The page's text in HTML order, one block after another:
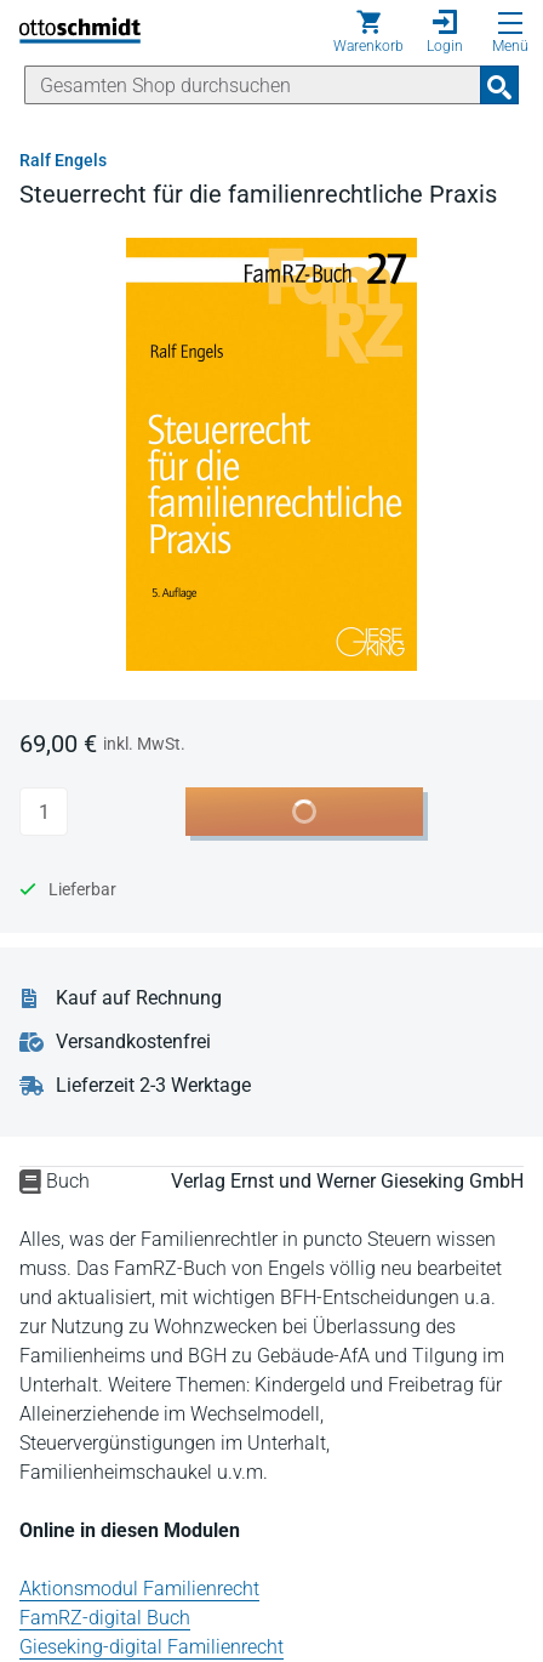
Direkt zum Inhalt
Warenkorb Login Menü
Ralf Engels
Steuerrecht für die familienrechtliche Praxis
Buch Verlag Ernst und Werner Gieseking GmbH
Alles, was der Familienrechtler in puncto Steuern wissen
muss. Das FamRZ-Buch von Engels völlig neu bearbeitet
und aktualisiert, mit wichtigen BFH-Entscheidungen u.a.
zur Nutzung zu Wohnzwecken bei Überlassung des
Familienheims und BGH zu Gebäude-AfA und Tilgung im
Unterhalt. Weitere Themen: Kindergeld und Freibetrag für
Alleinerziehende im Wechselmodell,
Steuervergünstigungen im Unterhalt,
Familienheimschaukel u.v.m.
Online in diesen Modulen
Aktionsmodul Familienrecht
FamRZ-digital Buch
Gieseking-digital Familienrecht
69,00 € inkl. MwSt.
Anzahl In den Warenkorb
Lieferbar
Kauf auf Rechnung
Versandkostenfrei
Lieferzeit 2-3 Werktage